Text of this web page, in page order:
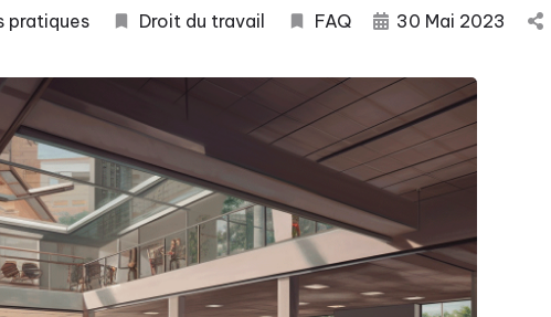
pratiques Droit du travail FAQ 30 Mai 2023